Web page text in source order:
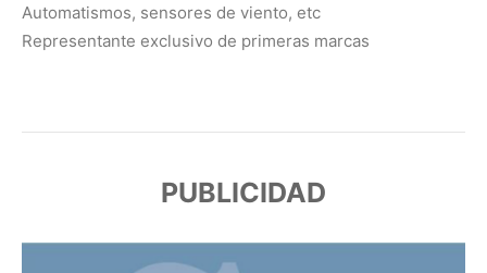
Automatismos, sensores de viento, etc
Representante exclusivo de primeras marcas
PUBLICIDAD